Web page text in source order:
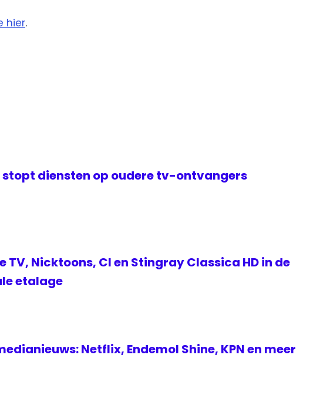
hier.
stopt diensten op oudere tv-ontvangers
TV, Nicktoons, CI en Stingray Classica HD in de
etalage
Netflix, Endemol Shine, KPN en meer